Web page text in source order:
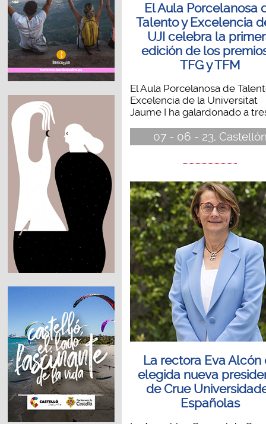
El Aula Porcelanosa
Talento y Excelencia
UJI celebra la
edición de los
TFG y TFM
El Aula Porcelanosa de
Excelencia de la Universitat
Jaume I ha galardonado a
07 - 06 - 23,
La rectora Eva Alcón
elegida nueva
de Crue
Españolas